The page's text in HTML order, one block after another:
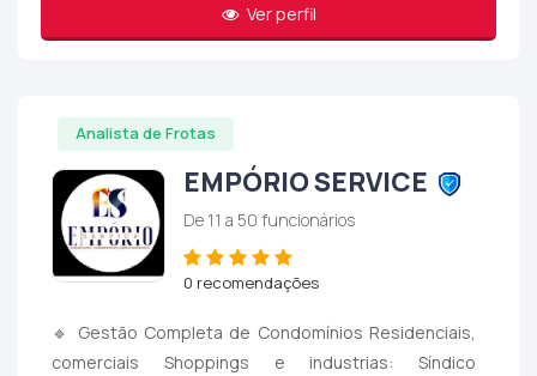
Ver perfil
Analista de Frotas
EMPÓRIO SERVICE
De 11 a 50 funcionários
0 recomendações
🔹 Gestão Completa de Condomínios Residenciais,
comerciais Shoppings e industrias: Síndico